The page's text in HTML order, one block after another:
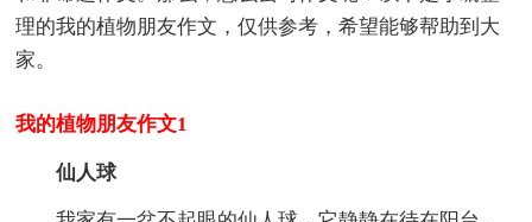
理的我的植物朋友作文，仅供参考，希望能够帮助到大
家。
我的植物朋友作文1
仙人球